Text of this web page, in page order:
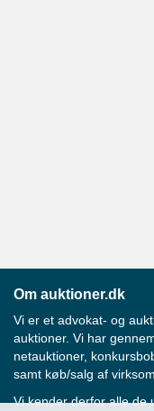
Om auktioner.dk
Vi er et advokat- og
auktioner. Vi har
netauktioner,
samt køb/salg af
Vi kender derfor alle de